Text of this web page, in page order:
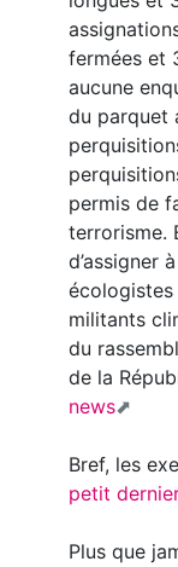
fermées et
aucune
du parquet
permis de
terrorisme.
d’assigner
écologistes
militants
du
de la
news
Bref, les
petit
Plus que